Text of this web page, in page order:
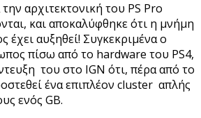
αρχιτεκτονική του PS Pro
και αποκαλύφθηκε ότι η μνήμη
έχει αυξηθεί! Συγκεκριμένα ο
πίσω από το hardware του PS4,
του στο IGN ότι, πέρα από το
ένα επιπλέον cluster απλής
ενός GB.